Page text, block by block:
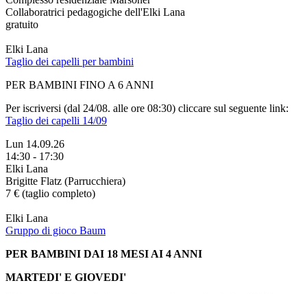
Collaboratrici pedagogiche dell'Elki Lana
gratuito
Elki Lana
Taglio dei capelli per bambini
PER BAMBINI FINO A 6 ANNI
Per iscriversi (dal 24/08. alle ore 08:30) cliccare sul seguente link:
Taglio dei capelli 14/09
Lun 14.09.26
14:30 - 17:30
Elki Lana
Brigitte Flatz (Parrucchiera)
7 € (taglio completo)
Elki Lana
Gruppo di gioco Baum
PER BAMBINI DAI 18 MESI AI 4 ANNI
MARTEDI' E GIOVEDI'